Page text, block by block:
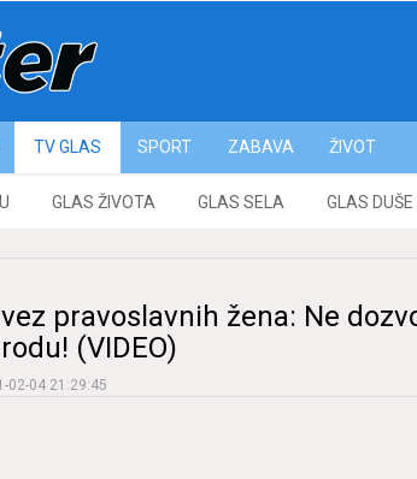
ТV GLAS
GLAS ŽIVOTA GLAS SELA GLAS DUŠE
SPORT ZABAVA ŽIVOT
pravoslavnih žena: Ne
(VIDEO)
02-04 21:29:45